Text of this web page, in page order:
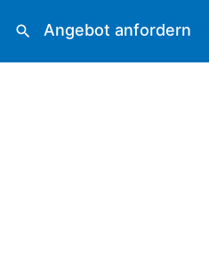
search Angebot anfordern